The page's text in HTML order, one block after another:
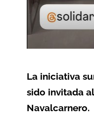
La iniciativa
sido invitada
Navalcarnero.